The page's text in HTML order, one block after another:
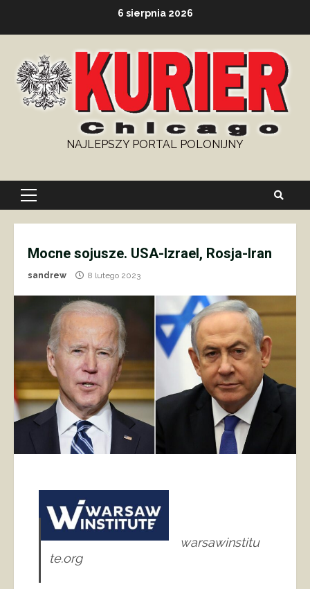
6 sierpnia 2026
NAJLEPSZY PORTAL POLONIJNY
Primary
Mocne sojusze. USA-Izrael, Rosja-Iran
sandrew 8 lutego 2023
warsawinstitu
te.org